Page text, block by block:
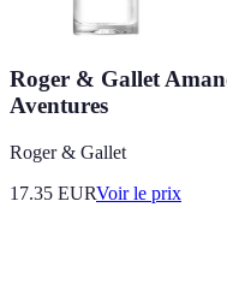
Roger & Gallet
Aventures
Roger & Gallet
17.35 EURVoir le prix